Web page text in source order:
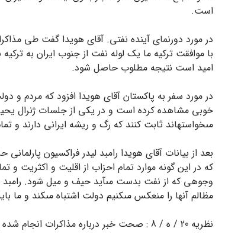
است.
در مورد دورنماى آینده نفتى. آقاى هویدا گفت طى
با موافقت ترکیه ما یک لوله نفت از جنوب ایران به
امید است نتیجه مطلوب حاصل شود.
در مورد سفر به پاکستان آقاى هویدا افزود که مردم و
خوبى مشاهده کرده است و در یکى از جلسات ژنرال
مى‏خواسته‏اند ثابت کنند که رگ و ریشه ایرانى دارند و
بعد از بیانات آقاى هویدا رامبد لیدر فراکسیون
که در این گونه موارد تمام احزاب از اقلیت و اکثریت و
وجوهى که از نفت بدست مى‏آید حیف و میل شود. رامبد
مظالم آنها را منعکس مى‏کنیم دولت اشتباه مى‏کند و ما
نظریه 20 / ه / 8 : صحت خبر درباره مذاکرات انجام شده به شرح فوق مورد تایید است. بارز